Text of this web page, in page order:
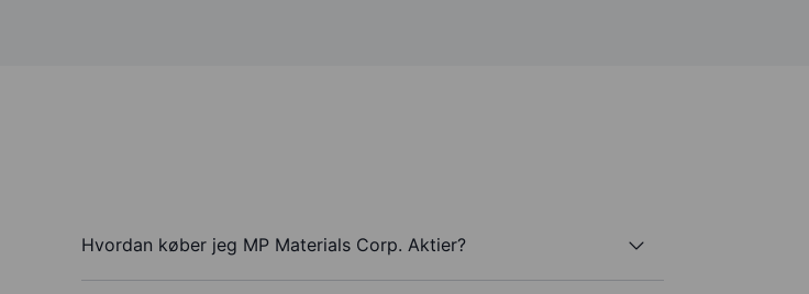
Hvordan køber jeg MP Materials Corp. Aktier?